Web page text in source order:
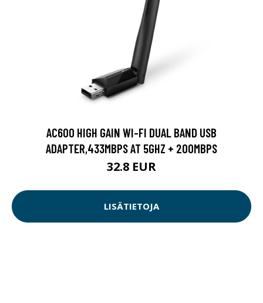
AC600 HIGH GAIN WI-FI DUAL BAND USB
ADAPTER,433MBPS AT 5GHZ + 200MBPS
32.8 EUR
LISÄTIETOJA